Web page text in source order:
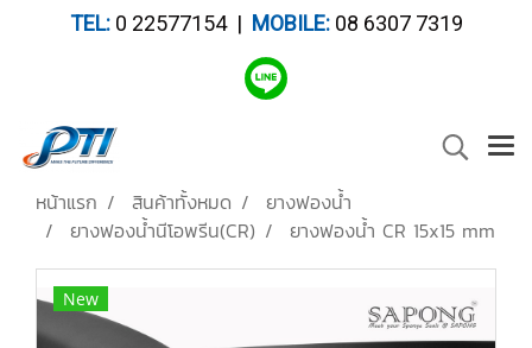
TEL:0 22577154 | MOBILE: 08 6307 7319
หน้าแรก สินค้าทั้งหมด
ยางฟองน้ำ
ยางฟองน้ำนีโอพรีน(CR)
ยางฟองน้ำ CR 15x15 mm
New